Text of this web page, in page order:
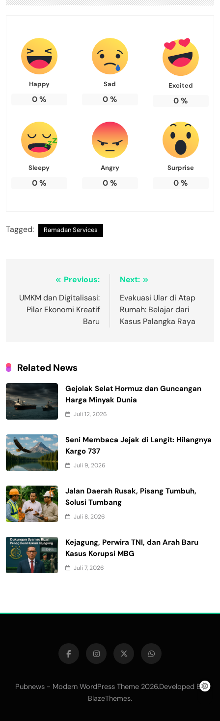
Happy
0%
Sad
0%
Excited
0%
Sleepy
0%
Angry
0%
Surprise
0%
Tagged: Ramadan Services
Navigasi
pos
Previous:
UMKM dan Digitalisasi:
Pilar Ekonomi Kreatif
Baru
Next:
Evakuasi Ular di Atap
Rumah: Belajar dari
Kasus Palangka Raya
Related News
Gejolak Selat Hormuz dan Guncangan
Harga Minyak Dunia
Juli 12, 2026
Seni Membaca Jejak di Langit: Hilangnya
Kargo 737
Juli 9, 2026
Jalan Daerah Rusak, Pisang Tumbuh,
Solusi Tumbang
Juli 8, 2026
Kejagung, Perwira TNI, dan Arah Baru
Kasus Korupsi MBG
Juli 7, 2026
Pubnews - Modern WordPress Theme 2026.Developed By
BlazeThemes.